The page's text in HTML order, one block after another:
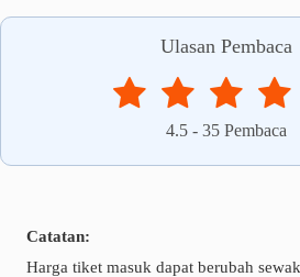
Ulasan Pembaca
4.5 -35 Pembaca
Catatan:
Harga tiket masuk dapat berubah